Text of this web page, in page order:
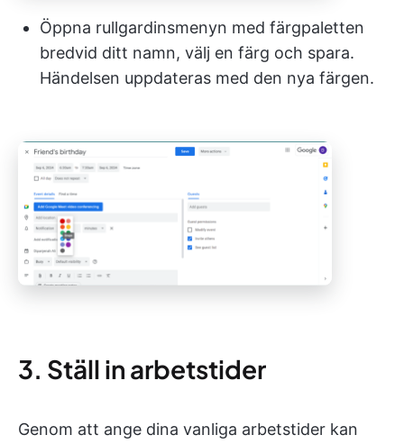
Öppna rullgardinsmenyn med färgpaletten
bredvid ditt namn, välj en färg och spara.
Händelsen uppdateras med den nya färgen.
3. Ställ in arbetstider
Genom att ange dina vanliga arbetstider kan